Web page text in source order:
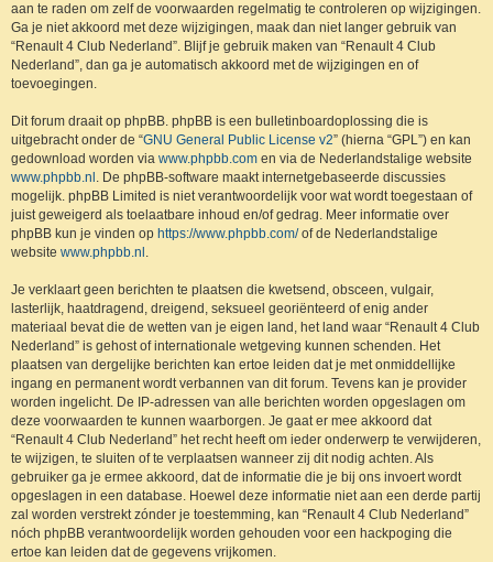
aan te raden om zelf de voorwaarden regelmatig te controleren op wijzigingen.
Ga je niet akkoord met deze wijzigingen, maak dan niet langer gebruik van
“Renault 4 Club Nederland”. Blijf je gebruik maken van “Renault 4 Club
Nederland”, dan ga je automatisch akkoord met de wijzigingen en of
toevoegingen.
Dit forum draait op phpBB. phpBB is een bulletinboardoplossing die is
uitgebracht onder de “GNU General Public License v2” (hierna “GPL”) en kan
gedownload worden via www.phpbb.com en via de Nederlandstalige website
www.phpbb.nl . De phpBB-software maakt internetgebaseerde discussies
mogelijk. phpBB Limited is niet verantwoordelijk voor wat wordt toegestaan of
juist geweigerd als toelaatbare inhoud en/of gedrag. Meer informatie over
phpBB kun je vinden op https://www.phpbb.com/of de Nederlandstalige
website www.phpbb.nl .
Je verklaart geen berichten te plaatsen die kwetsend, obsceen, vulgair,
lasterlijk, haatdragend, dreigend, seksueel georiënteerd of enig ander
materiaal bevat die de wetten van je eigen land, het land waar “Renault 4 Club
Nederland” is gehost of internationale wetgeving kunnen schenden. Het
plaatsen van dergelijke berichten kan ertoe leiden dat je met onmiddellijke
ingang en permanent wordt verbannen van dit forum. Tevens kan je provider
worden ingelicht. De IP-adressen van alle berichten worden opgeslagen om
deze voorwaarden te kunnen waarborgen. Je gaat er mee akkoord dat
“Renault 4 Club Nederland” het recht heeft om ieder onderwerp te verwijderen,
te wijzigen, te sluiten of te verplaatsen wanneer zij dit nodig achten. Als
gebruiker ga je ermee akkoord, dat de informatie die je bij ons invoert wordt
opgeslagen in een database. Hoewel deze informatie niet aan een derde partij
zal worden verstrekt zónder je toestemming, kan “Renault 4 Club Nederland”
nóch phpBB verantwoordelijk worden gehouden voor een hackpoging die
ertoe kan leiden dat de gegevens vrijkomen.